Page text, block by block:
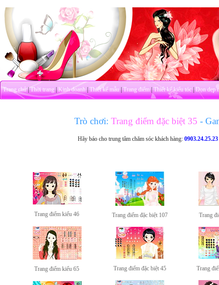
Trang chủ|Thời trang|Kinh doanh|Thiết kế mẫu|Trang điểm|Thiết kế kiểu tóc|Dọn dẹp
Trò chơi: Trang điểm đặc biệt 35 -
Hãy báo cho trung tâm chăm sóc khách hàng:0903.24.25.23
Trang điểm kiểu 46 Trang điểm đặc biệt 107 Trang
Trang điểm kiểu 65 Trang điểm đặc biệt 45 Trang